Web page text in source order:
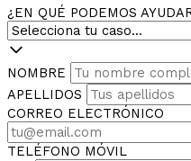
¿EN QUÉ PODEMOS
NOMBRE
APELLIDOS
CORREO ELECTRÓNICO
TELÉFONO MÓVIL